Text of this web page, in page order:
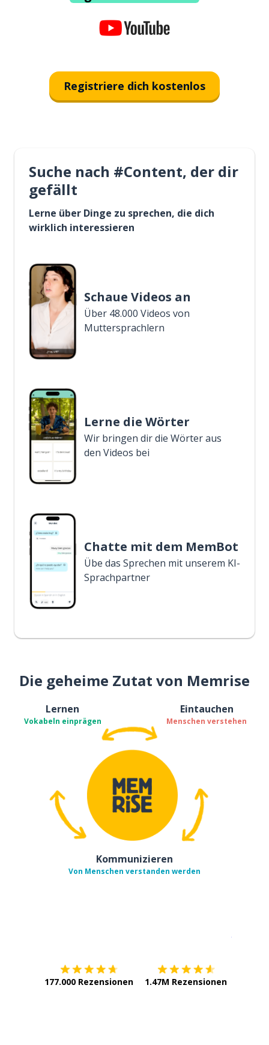
Registriere dich kostenlos
Suche nach #Content, der dir
gefällt
Lerne über Dinge zu sprechen, die dich
wirklich interessieren
Schaue Videos an
Über 48.000 Videos von
Muttersprachlern
Lerne die Wörter
Wir bringen dir die Wörter aus
den Videos bei
Chatte mit dem MemBot
Übe das Sprechen mit unserem KI-
Sprachpartner
Die geheime Zutat von Memrise
Lernen
Vokabeln einprägen
Eintauchen
Menschen verstehen
Kommunizieren
Von Menschen verstanden werden
177.000 Rezensionen 1.47M Rezensionen